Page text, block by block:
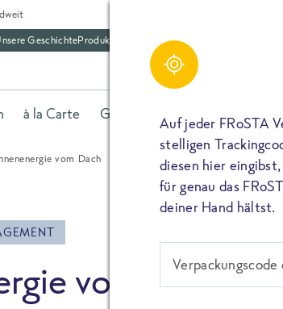
GeschichteProduktfriedhof
à la Carte Gerichte Fisch Gemüse
vom Dach
vom Dach
TEILEN
PIN IT
Schreibe
Bitte füllen alle mit (*)
wird nicht veröffentlicht.
dieser öffentlich neben
Kommtar*
Name
Auf jeder FRoSTA
stelligen
diesen hier
für genau das
deiner Hand hältst.
Verpackungscode